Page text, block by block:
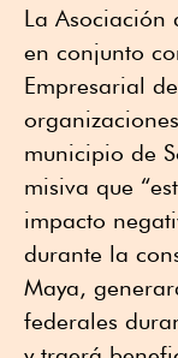
La Asociación
en conjunto
Empresarial
municipio de
misiva que
impacto
durante la
Maya,
federales